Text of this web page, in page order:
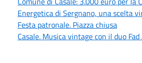
Energetica di Sergnano, una scelta
Festa patronale. Piazza chiusa
Casale. Musica vintage con il duo